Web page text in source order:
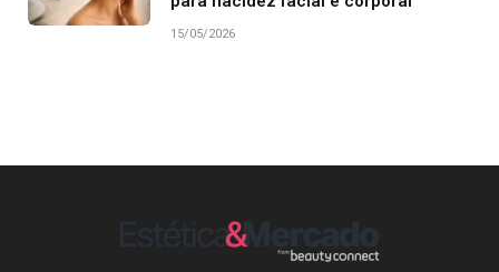
15/05/2026